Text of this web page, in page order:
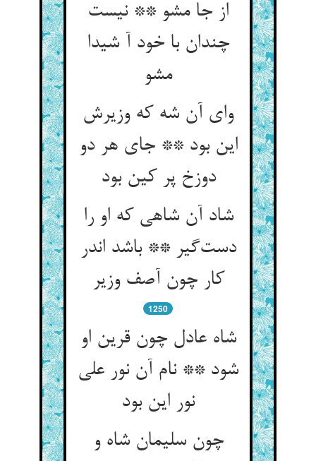
از جا مشو ** نیست
چندان با خود آ شیدا
مشو
وای آن شه که وزیرش
این بود ** جای هر دو
دوزخ پر کین بود
شاد آن شاهی که او را
دست‌گیر ** باشد اندر
کار چون آصف وزیر
1250
شاه عادل چون قرین او
شود ** نام آن نور علی
نور این بود
چون سلیمان شاه و